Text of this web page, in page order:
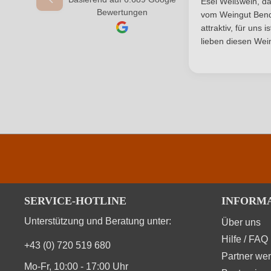
Antipasti, Fisch,
2x 2023 Welschriesling
Hersteller adresse Weingut Martin Pasler, Obere
Ort
Produktnummer
Weingut Martin Pasler, Obere
2x 2022 Zweigelt
Allergene
Bewertungen
vom Weingut
attraktiv, für uns
lieben diesen
SERVICE-HOTLINE
Unterstützung und Beratung unter:
+43 (0) 720 519 680
Mo-Fr, 10:00 - 17:00 Uhr
Über uns
Hilfe / FAQ
Partner